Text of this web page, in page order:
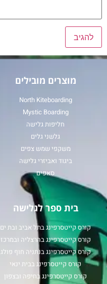
מוצרים מובילים
North Kiteboarding
Mystic Boarding
חליפות גלישה
גלשני גלים
משקפי שמש צפים
ביגוד ואביזרי גלישה
סאפים
בית ספר לגלישה
קורס קייטסרפינג בתל אביב ובת ים
קורס קייטסרפינג בהרצליה ובמרכז
קורס קייטסרפינג בנתניה חוף פולג
קורס קייטסרפינג בבית ינאי
קורס קייטסרפינג בחיפה ובצפון